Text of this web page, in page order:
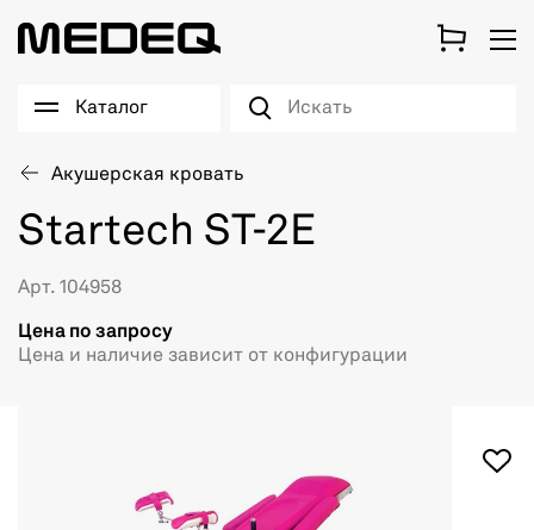
Каталог
Акушерская кровать
Startech ST-2E
Арт. 104958
Цена по запросу
Цена и наличие зависит от конфигурации